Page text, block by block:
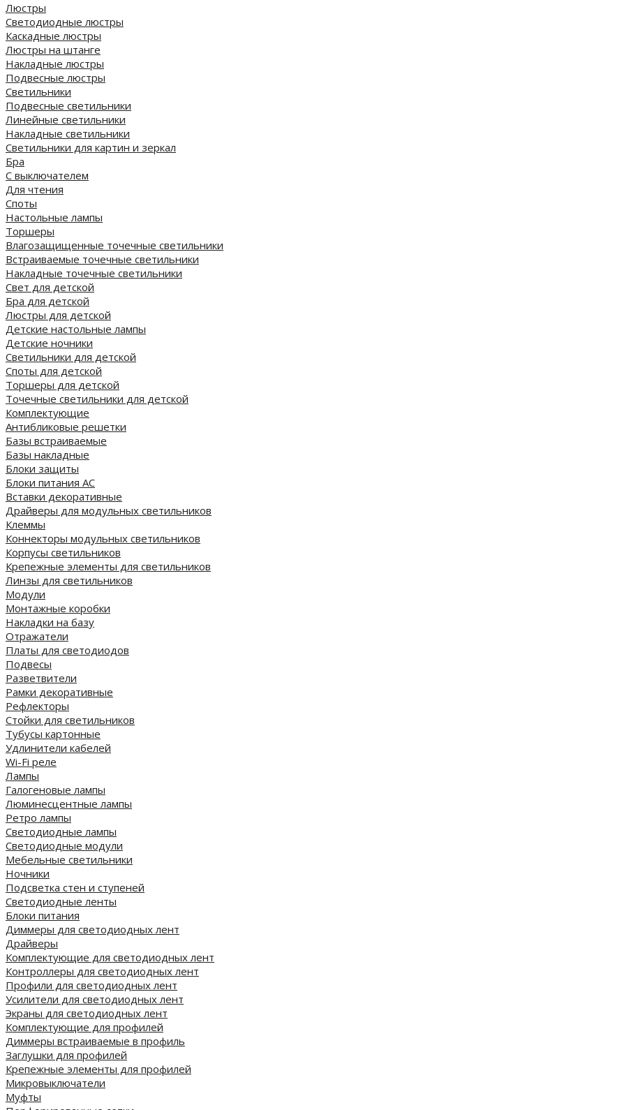
Люстры
Светодиодные люстры
Каскадные люстры
Люстры на штанге
Накладные люстры
Подвесные люстры
Светильники
Подвесные светильники
Линейные светильники
Накладные светильники
Светильники для картин и зеркал
Бра
С выключателем
Для чтения
Споты
Настольные лампы
Торшеры
Влагозащищенные точечные светильники
Встраиваемые точечные светильники
Накладные точечные светильники
Свет для детской
Бра для детской
Люстры для детской
Детские настольные лампы
Детские ночники
Светильники для детской
Споты для детской
Торшеры для детской
Точечные светильники для детской
Комплектующие
Антибликовые решетки
Базы встраиваемые
Базы накладные
Блоки защиты
Блоки питания AC
Вставки декоративные
Драйверы для модульных светильников
Клеммы
Коннекторы модульных светильников
Корпусы светильников
Крепежные элементы для светильников
Линзы для светильников
Модули
Монтажные коробки
Накладки на базу
Отражатели
Платы для светодиодов
Подвесы
Разветвители
Рамки декоративные
Рефлекторы
Стойки для светильников
Тубусы картонные
Удлинители кабелей
Wi-Fi реле
Лампы
Галогеновые лампы
Люминесцентные лампы
Ретро лампы
Светодиодные лампы
Светодиодные модули
Мебельные светильники
Ночники
Подсветка стен и ступеней
Светодиодные ленты
Блоки питания
Диммеры для светодиодных лент
Драйверы
Комплектующие для светодиодных лент
Контроллеры для светодиодных лент
Профили для светодиодных лент
Усилители для светодиодных лент
Экраны для светодиодных лент
Комплектующие для профилей
Диммеры встраиваемые в профиль
Заглушки для профилей
Крепежные элементы для профилей
Микровыключатели
Муфты